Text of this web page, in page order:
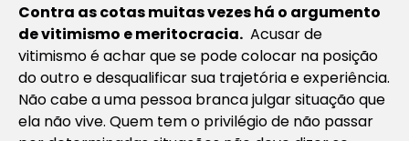
Contra as cotas muitas vezes há o argumento
de vitimismo e meritocracia. Acusar de
vitimismo é achar que se pode colocar na posição
do outro e desqualificar sua trajetória e experiência.
Não cabe a uma pessoa branca julgar situação que
ela não vive. Quem tem o privilégio de não passar